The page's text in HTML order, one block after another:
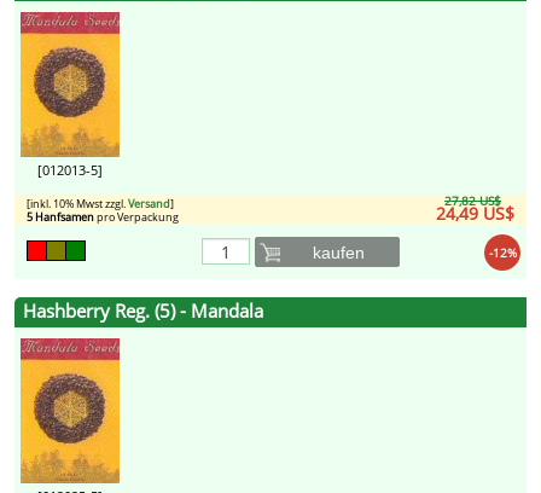
[012013-5]
27,82 US$
24,49 US$
[inkl. 10% Mwst zzgl.Versand]
5 Hanfsamenpro Verpackung
-12%
kaufen
Hashberry Reg. (5) - Mandala